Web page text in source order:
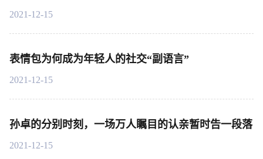
2021-12-15
表情包为何成为年轻人的社交“副语言”
2021-12-15
孙卓的分别时刻，一场万人瞩目的认亲暂时告一段落
2021-12-15